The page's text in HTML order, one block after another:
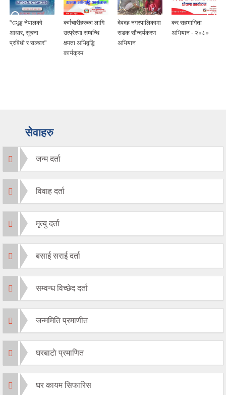
"समृद्ध नेपालको
आधार, सूचना
प्रविधी र सञ्चार"
कर्मचारीहरुका लागि
उत्प्रेरणा सम्बन्धि
क्षमता अभिवृद्धि
कार्यक्रम
देवदह नगरपालिकामा
सडक सौन्दर्यकरण
अभियान
कर सहभागिता
अभियान - २०८०
सेवाहरु
जन्म दर्ता
विवाह दर्ता
मृत्यु दर्ता
बसाई सराई दर्ता
सम्वन्ध विच्छेद दर्ता
जन्ममिति प्रमाणीत
घरबाटाे प्रमाणित
घर कायम सिफारिस